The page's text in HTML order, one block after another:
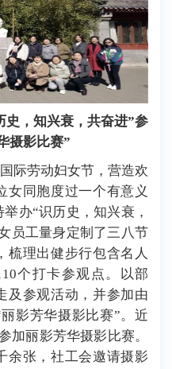
史，知兴衰，共奋进”参
摄影比赛”
际劳动妇女节，营造欢
女同胞度过一个有意义
举办“识历史，知兴衰，
员工量身定制了三八节
梳理出健步行包含名人
0个打卡参观点。以部
及参观活动，并参加由
影芳华摄影比赛”。近
加丽影芳华摄影比赛。
余张，社工会邀请摄影